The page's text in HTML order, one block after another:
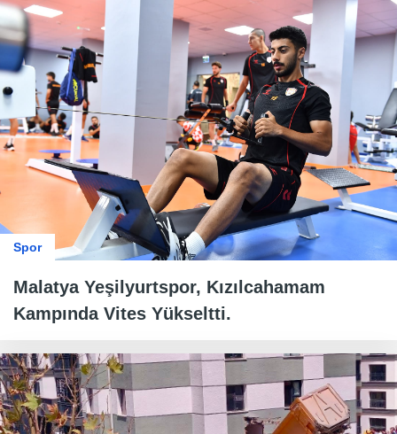
Spor
Malatya Yeşilyurtspor, Kızılcahamam
Kampında Vites Yükseltti.